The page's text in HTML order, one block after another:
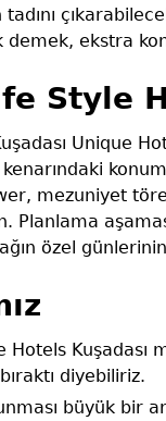
demek, ekstra
Style
Unique
mezuniyet
Planlama
özel
Hotels Kuşadası
diyebiliriz.
büyük bir